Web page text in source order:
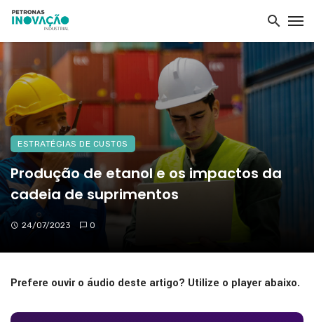
ESTRATÉGIAS DE CUSTOS
Produção de etanol e os impactos da
cadeia de suprimentos
24/07/2023 0
Prefere ouvir o áudio deste artigo? Utilize o player abaixo.